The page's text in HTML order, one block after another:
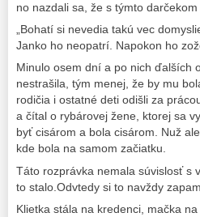
no nazdali sa, že s týmto
„Bohatí si nevedia takú vec
Janko ho neopatrí. Napokon ho
Minulo osem dní a po nich ďalších
nestrašila, tým menej, že by mu
rodičia i ostatné deti odišli za
a čítal o rybárovej žene, ktorej sa
byť cisárom a bola cisárom. Nuž
kde bola na samom začiatku.
Táto rozprávka nemala súvislosť s
to stalo.Odvtedy si to navždy
Klietka stála na kredenci, mačka